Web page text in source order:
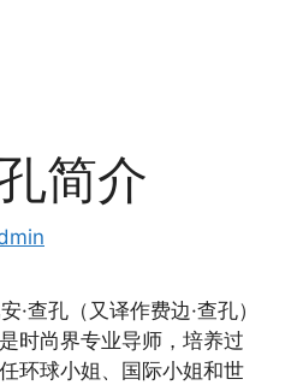
简介
查孔（又译作费边·查孔）
时尚界专业导师，培养过
环球小姐、国际小姐和世